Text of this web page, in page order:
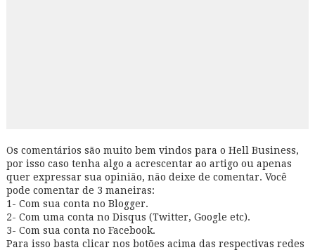
Os comentários são muito bem vindos para o Hell Business,
por isso caso tenha algo a acrescentar ao artigo ou apenas
quer expressar sua opinião, não deixe de comentar. Você
pode comentar de 3 maneiras:
1- Com sua conta no Blogger.
2- Com uma conta no Disqus (Twitter, Google etc).
3- Com sua conta no Facebook.
Para isso basta clicar nos botões acima das respectivas redes